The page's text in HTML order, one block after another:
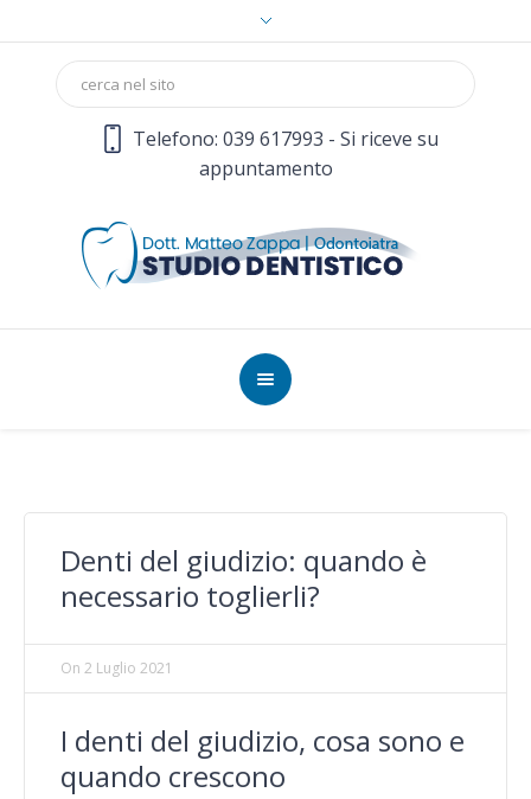
Telefono: 039 617993 - Si riceve su
appuntamento
Denti del giudizio: quando è
necessario toglierli?
On 2 Luglio 2021
I denti del giudizio, cosa sono e
quando crescono